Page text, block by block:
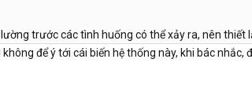
trước các tình huống có thể xảy ra, nên thiết
để ý tới cái biến hệ thống này, khi bác nhắc,